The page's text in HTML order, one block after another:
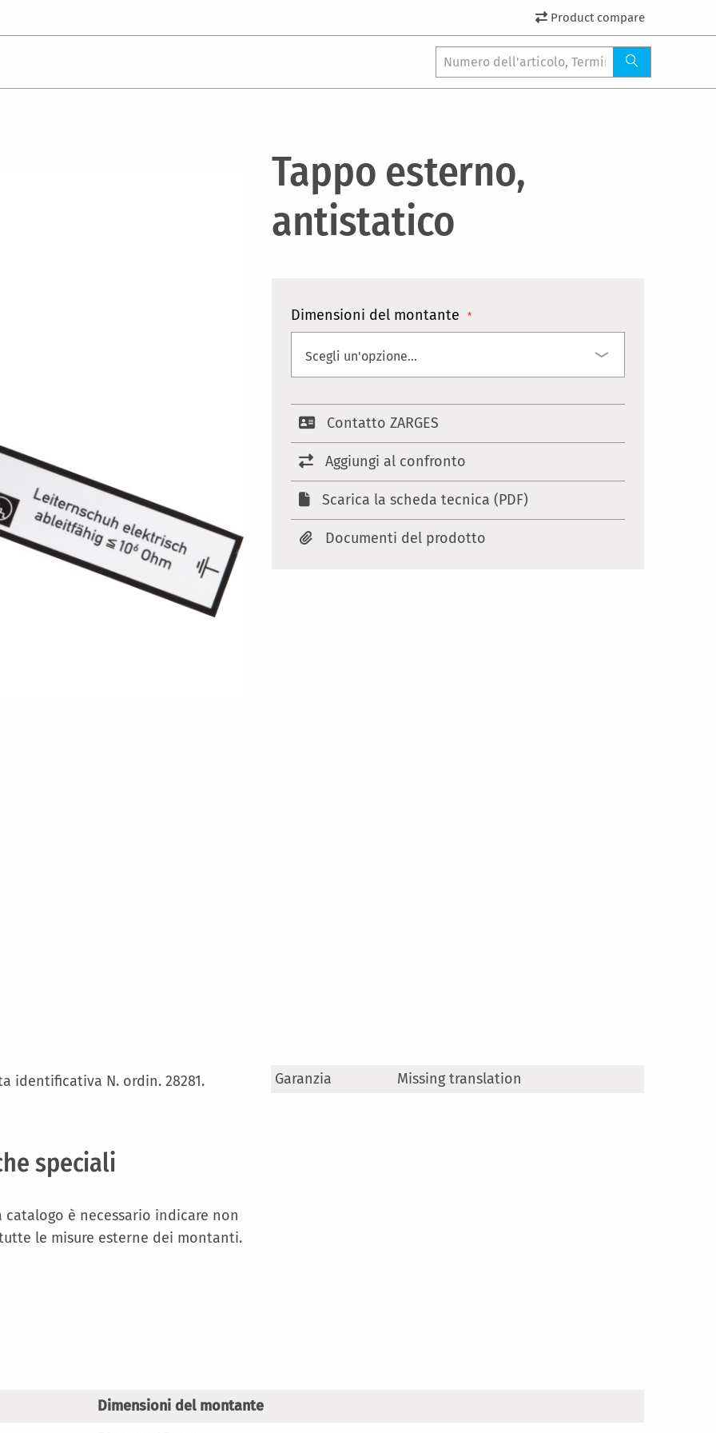
Product compare
Tappo esterno,
antistatico
Dimensioni del montante
Contatto ZARGES
Aggiungi al confronto
Scarica la scheda tecnica (PDF)
Documenti del prodotto
identificativa N. ordin. 28281.
speciali
catalogo è necessario indicare non
le misure esterne dei montanti.
Maggiori
Garanzia Missing translation
Dimensioni del montante